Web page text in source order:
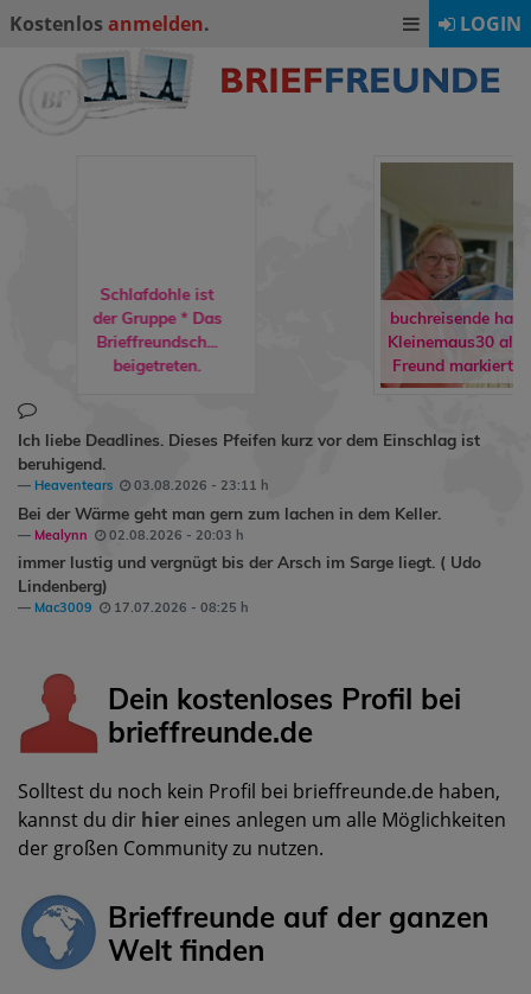
Kostenlos anmelden. LOGIN
buchreisende hat
Kleinemaus30als
Freund markiert.
rene90hat
LeoSportals
Freund markiert.
Ich liebe Deadlines. Dieses Pfeifen kurz vor dem Einschlag ist
beruhigend.
Heaventears 03.08.2026 - 23:11 h
Bei der Wärme geht man gern zum lachen in dem Keller.
Mealynn 02.08.2026 - 20:03 h
immer lustig und vergnügt bis der Arsch im Sarge liegt. ( Udo
Lindenberg)
Mac3009 17.07.2026 - 08:25 h
Dein kostenloses Profil bei
brieffreunde.de
Solltest du noch kein Profil bei brieffreunde.de haben,
kannst du dir hier eines anlegen um alle Möglichkeiten
der großen Community zu nutzen.
Brieffreunde auf der ganzen
Welt finden